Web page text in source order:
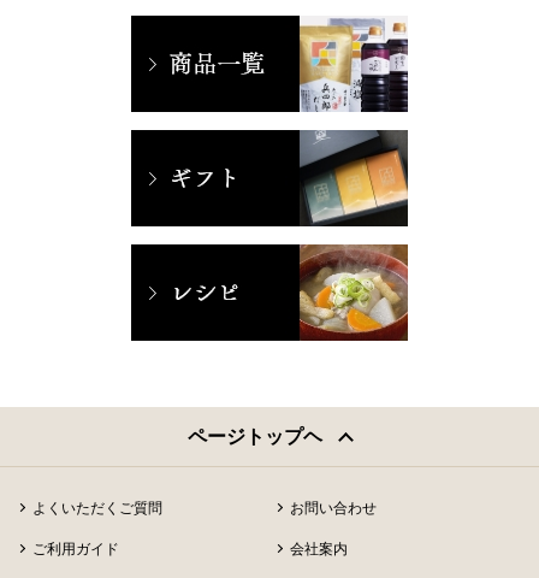
ページトップヘ
よくいただくご質問 お問い合わせ
ご利用ガイド 会社案内